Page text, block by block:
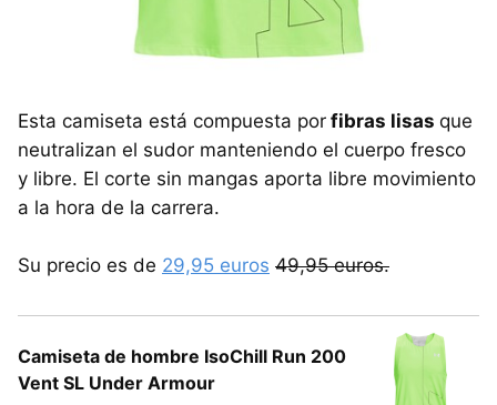
Esta camiseta está compuesta por fibras lisas que
neutralizan el sudor manteniendo el cuerpo fresco
y libre. El corte sin mangas aporta libre movimiento
a la hora de la carrera.
Su precio es de 29,95 euros 49,95 euros.
Camiseta de hombre IsoChill Run 200
Vent SL Under Armour